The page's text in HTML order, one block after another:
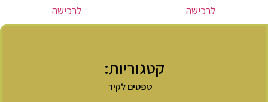
לרכישה לרכישה
קטגוריות:
טפטים לקיר